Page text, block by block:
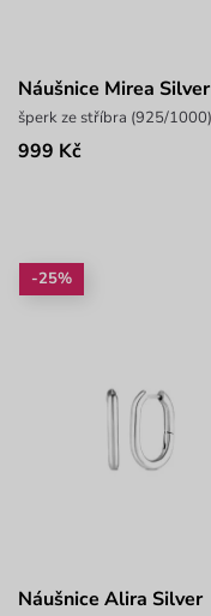
Náušnice Mirea Silver
999 Kč
-25%
Náušnice Alira Silver